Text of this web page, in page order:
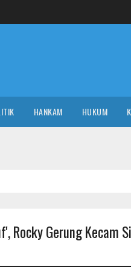
HANKAM HUKUM
Rocky Gerung Kecam